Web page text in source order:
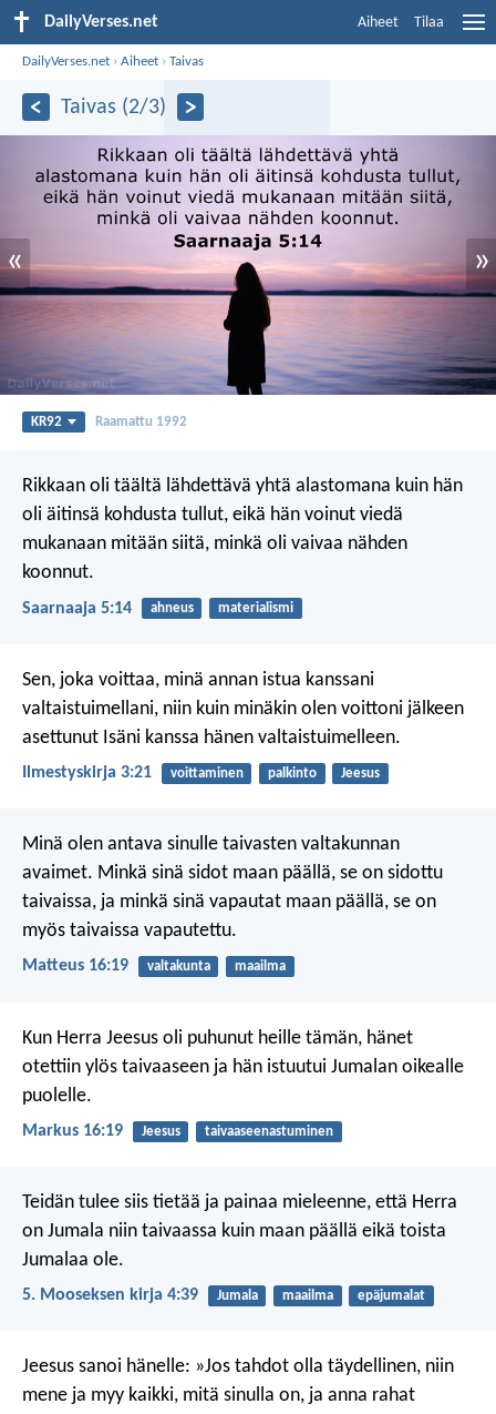
DailyVerses.net Aiheet Tilaa
DailyVerses.net ›Aiheet ›Taivas
Taivas (2/3)
« »
KR92 Raamattu 1992
Rikkaan oli täältä lähdettävä yhtä alastomana kuin hän
oli äitinsä kohdusta tullut, eikä hän voinut viedä
mukanaan mitään siitä, minkä oli vaivaa nähden
koonnut.
Saarnaaja 5:14 ahneus materialismi
Sen, joka voittaa, minä annan istua kanssani
valtaistuimellani, niin kuin minäkin olen voittoni jälkeen
asettunut Isäni kanssa hänen valtaistuimelleen.
Ilmestyskirja 3:21 voittaminen palkinto Jeesus
Minä olen antava sinulle taivasten valtakunnan
avaimet. Minkä sinä sidot maan päällä, se on sidottu
taivaissa, ja minkä sinä vapautat maan päällä, se on
myös taivaissa vapautettu.
Matteus 16:19 valtakunta maailma
Kun Herra Jeesus oli puhunut heille tämän, hänet
otettiin ylös taivaaseen ja hän istuutui Jumalan oikealle
puolelle.
Markus 16:19 Jeesus taivaaseenastuminen
Teidän tulee siis tietää ja painaa mieleenne, että Herra
on Jumala niin taivaassa kuin maan päällä eikä toista
Jumalaa ole.
5. Mooseksen kirja 4:39 Jumala maailma epäjumalat
Jeesus sanoi hänelle: »Jos tahdot olla täydellinen, niin
mene ja myy kaikki, mitä sinulla on, ja anna rahat